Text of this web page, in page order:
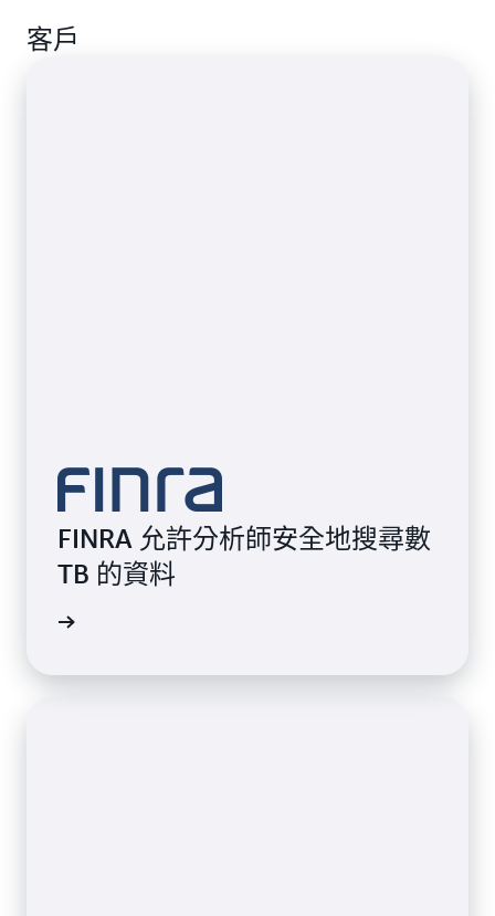
Analytics 資料並將結果視覺化。
客戶
FINRA 允許分析師安全地搜尋數
TB 的資料